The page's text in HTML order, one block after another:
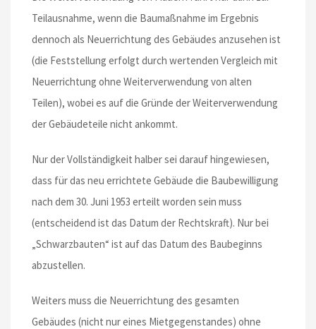
Teilausnahme, wenn die Baumaßnahme im Ergebnis
dennoch als Neuerrichtung des Gebäudes anzusehen ist
(die Feststellung erfolgt durch wertenden Vergleich mit
Neuerrichtung ohne Weiterverwendung von alten
Teilen), wobei es auf die Gründe der Weiterverwendung
der Gebäudeteile nicht ankommt.
Nur der Vollständigkeit halber sei darauf hingewiesen,
dass für das neu errichtete Gebäude die Baubewilligung
nach dem 30. Juni 1953 erteilt worden sein muss
(entscheidend ist das Datum der Rechtskraft). Nur bei
„Schwarzbauten“ ist auf das Datum des Baubeginns
abzustellen.
Weiters muss die Neuerrichtung des gesamten
Gebäudes (nicht nur eines Mietgegenstandes) ohne